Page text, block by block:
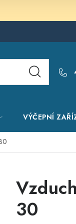
VÝČEPNÍ
30